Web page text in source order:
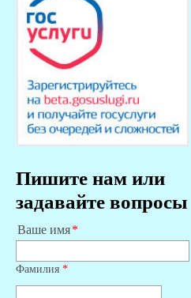
Пишите нам или
задавайте вопросы
Ваше имя
Фамилия *